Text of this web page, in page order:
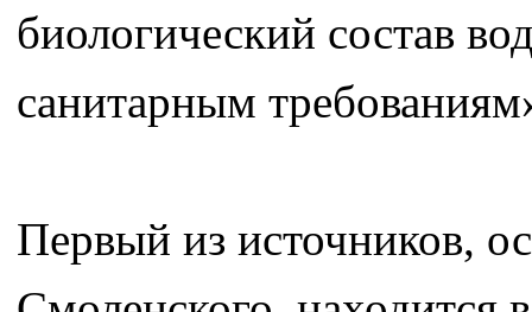
биологический состав
санитарным
Первый из источников,